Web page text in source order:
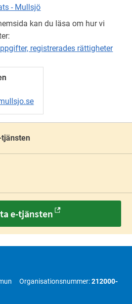
- Mullsjö
kan du läsa om hur vi
registrerades rättigheter
e-tjänsten
Organisationsnummer:212000-